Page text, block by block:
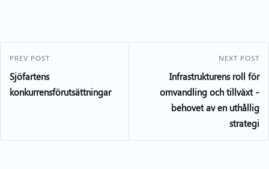
PREV POST
Sjöfartens
konkurrensförutsättningar
NEXT POST
Infrastrukturens roll för
omvandling och tillväxt –
behovet av en uthållig
strategi